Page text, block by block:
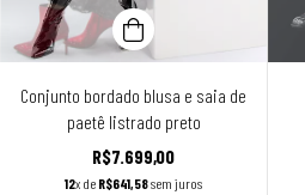
Conjunto bordado blusa e saia de
paetê listrado preto
R$7.699,00
12x de R$641,58sem juros